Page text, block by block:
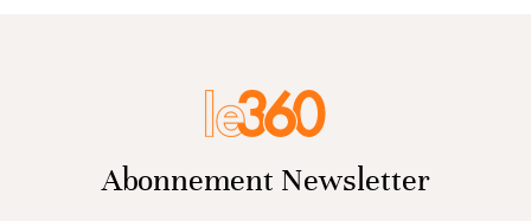
Abonnement Newsletter